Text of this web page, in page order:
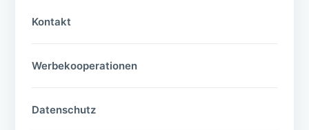
Kontakt
Werbekooperationen
Datenschutz